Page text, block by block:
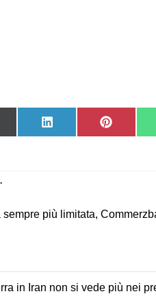
Share
on
Share
on
più limitata,
in Iran non si vede più nei